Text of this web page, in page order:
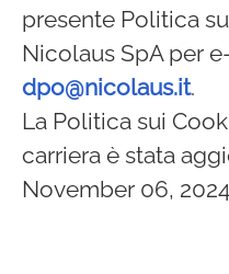
presente Politica
Nicolaus SpA per
dpo@nicolaus.it.
La Politica sui
carriera è stata
November 06,